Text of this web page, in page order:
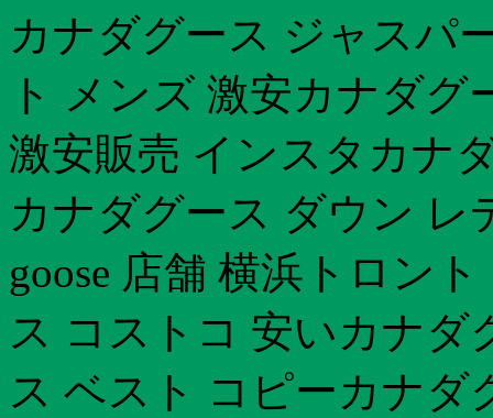
カナダグース ジャスパ
ト メンズ 激安カナダ
激安販売 インスタカナ
カナダグース ダウン レ
goose 店舗 横浜トロン
ス コストコ 安いカナダ
ス ベスト コピーカナダ